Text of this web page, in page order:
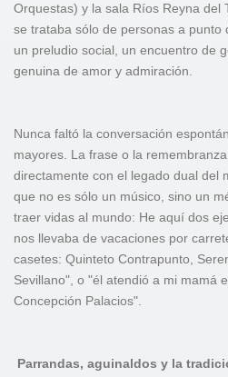
Orquestas) y la sala Ríos Reyna del
se trataba sólo de personas a punto
un preludio social, un encuentro de
genuina de amor y admiración.
Nunca faltó la conversación
mayores. La frase o la
directamente con el legado dual del
que no es sólo un músico, sino un
traer vidas al mundo: He aquí dos
nos llevaba de vacaciones por
casetes: Quinteto Contrapunto,
Sevillano", o "él atendió a mi mamá
Concepción Palacios".
Parrandas, aguinaldos y la